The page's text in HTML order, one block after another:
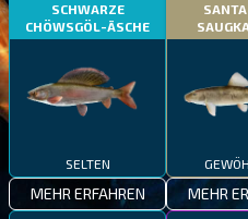
SCHWARZE
CHÖWSGÖL-ÄSCHE
SELTEN
MEHR ERFAHREN MEHR